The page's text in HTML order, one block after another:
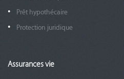
Prêt hypothécaire
Protection juridique
Assurances vie